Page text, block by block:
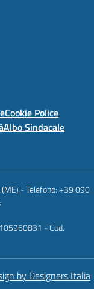
Cookie Police
Albo Sindacale
- Telefono: +39 090
- Cod.
by Designers Italia